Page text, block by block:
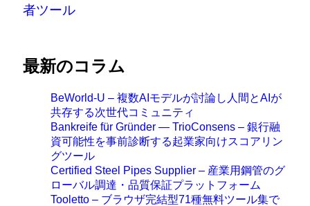
者ツール
最新のコラム
BeWorld-U – 複数AIモデルが討論し人間とAIが
共存する次世代コミュニティ
Bankreife für Gründer — TrioConsens – 銀行融
資可能性を事前診断する起業家向けスコアリン
グツール
Certified Steel Pipes Supplier – 産業用鋼管のグ
ローバル調達・品質保証プラットフォーム
Tooletto – ブラウザ完結型71種無料ツール集で